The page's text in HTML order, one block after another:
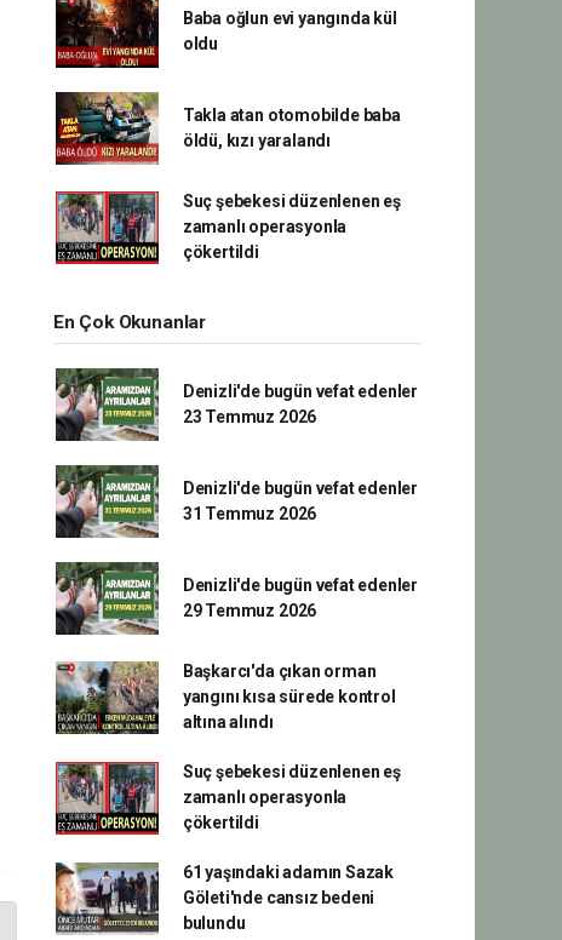
Baba oğlun evi yangında kül
oldu
Takla atan otomobilde baba
öldü, kızı yaralandı
Suç şebekesi düzenlenen eş
zamanlı operasyonla
çökertildi
En Çok Okunanlar
Denizli'de bugün vefat edenler
23 Temmuz 2026
Denizli'de bugün vefat edenler
31 Temmuz 2026
Denizli'de bugün vefat edenler
29 Temmuz 2026
Başkarcı'da çıkan orman
yangını kısa sürede kontrol
altına alındı
Suç şebekesi düzenlenen eş
zamanlı operasyonla
çökertildi
61 yaşındaki adamın Sazak
Göleti'nde cansız bedeni
bulundu